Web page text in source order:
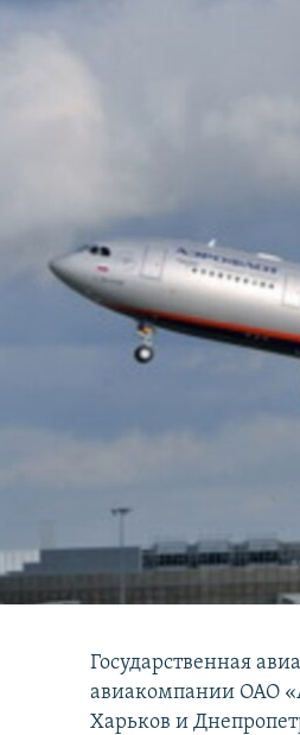
Государственная
авиакомпании ОАО
Харьков и